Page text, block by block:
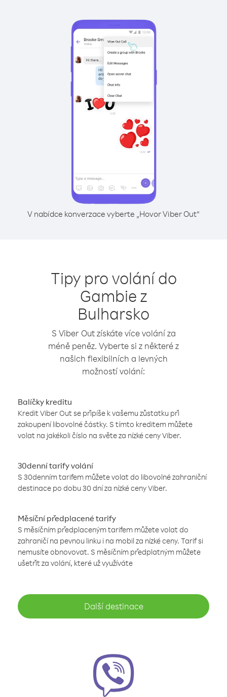
V nabídce konverzace vyberte „Hovor Viber Out“
Tipy pro volání do
Gambie z
Bulharsko
S Viber Out získáte více volání za
méně peněz. Vyberte si z některé z
našich flexibilních a levných
možností volání:
Balíčky kreditu
Kredit Viber Out se připíše k vašemu zůstatku při
zakoupení libovolné částky. S tímto kreditem můžete
volat na jakékoli číslo na světe za nízké ceny Viber.
30denní tarify volání
S 30denním tarifem můžete volat do libovolné zahraniční
destinace po dobu 30 dní za nízké ceny Viber.
Měsíční předplacené tarify
S měsíčním předplaceným tarifem můžete volat do
zahraničí na pevnou linku i na mobil za nízké ceny. Tarif si
nemusíte obnovovat. S měsíčním předplatným můžete
ušetřit za volání, které už využíváte
Další destinace